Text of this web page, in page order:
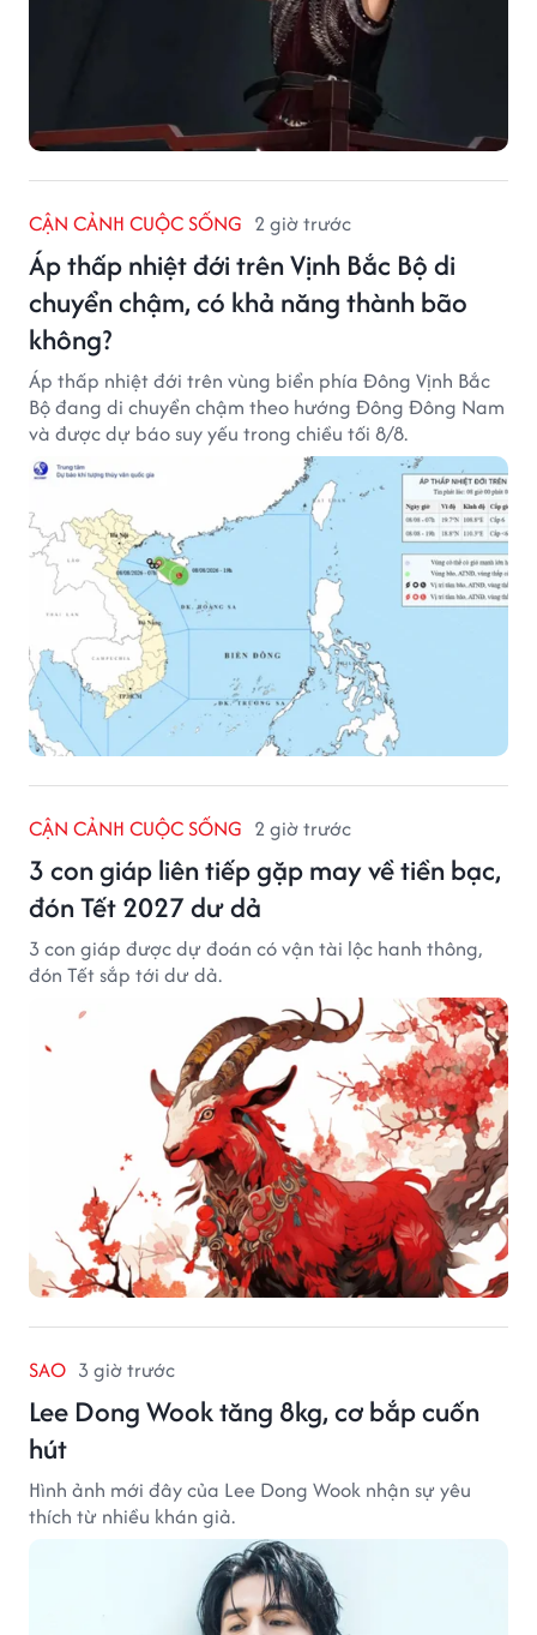
CẬN CẢNH CUỘC SỐNG 2 giờ trước
Áp thấp nhiệt đới trên Vịnh Bắc Bộ di
chuyển chậm, có khả năng thành bão
không?
Áp thấp nhiệt đới trên vùng biển phía Đông Vịnh Bắc
Bộ đang di chuyển chậm theo hướng Đông Đông Nam
và được dự báo suy yếu trong chiều tối 8/8.
CẬN CẢNH CUỘC SỐNG 2 giờ trước
3 con giáp liên tiếp gặp may về tiền bạc,
đón Tết 2027 dư dả
3 con giáp được dự đoán có vận tài lộc hanh thông,
đón Tết sắp tới dư dả.
SAO 3 giờ trước
Lee Dong Wook tăng 8kg, cơ bắp cuốn
hút
Hình ảnh mới đây của Lee Dong Wook nhận sự yêu
thích từ nhiều khán giả.